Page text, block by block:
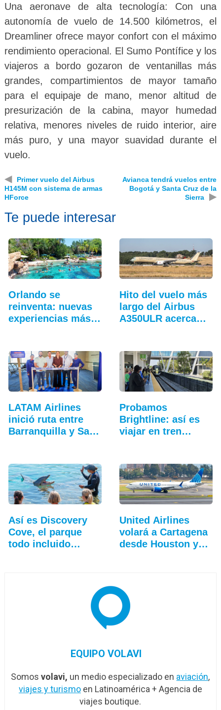
Una aeronave de alta tecnología: Con una
autonomía de vuelo de 14.500 kilómetros, el
Dreamliner ofrece mayor confort con el máximo
rendimiento operacional. El Sumo Pontífice y los
viajeros a bordo gozaron de ventanillas más
grandes, compartimientos de mayor tamaño
para el equipaje de mano, menor altitud de
presurización de la cabina, mayor humedad
relativa, menores niveles de ruido interior, aire
más puro, y una mayor suavidad durante el
vuelo.
◀
Primer vuelo del Airbus
H145M con sistema de armas
HForce
Avianca tendrá vuelos entre
Bogotá y Santa Cruz de la
Sierra
▶
Te puede interesar
Orlando se
reinventa: nuevas
experiencias más
Hito del vuelo más
largo del Airbus
A350ULR acerca…
LATAM Airlines
inició ruta entre
Barranquilla y San
Probamos
Brightline: así es
viajar en tren
Así es Discovery
Cove, el parque
todo incluido
United Airlines
volará a Cartagena
desde Houston y…
EQUIPO VOLAVI
Somosvolavi, un medio especializado en aviación,
viajes y turismoen Latinoamérica + Agencia de
viajes boutique.